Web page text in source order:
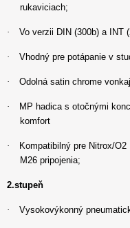
rukaviciach;
· Vo verzii DIN (300b) a INT
· Vhodný pre potápanie v
· Odolná satin chrome
·
MP hadica s otočnými
komfort
·
Kompatibilný pre Nitrox/
M26 pripojenia;
2.stupeň
· Vysokovýkonný